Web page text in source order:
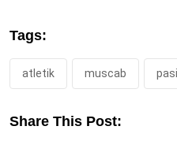
Tags:
atletik muscab
Share This Post: